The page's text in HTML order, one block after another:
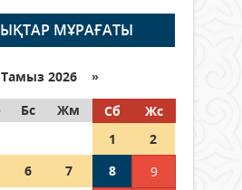
ж. 261
ж. 143
Қазақстан
дауыс бере
МҰРАҒАТЫ
2026 »
Бс Жм Сб
Жс
1
2
6 7 8
9